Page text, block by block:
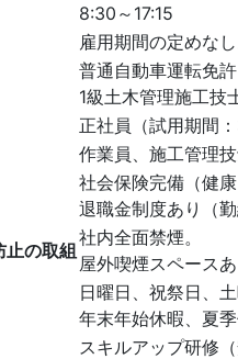
8:30～17:15
雇用期間の定めなし
普通自動車運転免許
1級土木管理施工
正社員（試用期間：
作業員、施工管理
社会保険完備（健
退職金制度あり（勤
止の取組
社内全面禁煙。
屋外喫煙スペース
日曜日、祝祭日、
年末年始休暇、夏
スキルアップ研修